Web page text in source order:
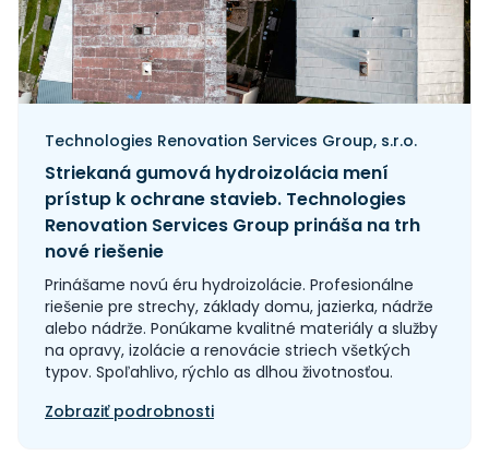
Technologies Renovation Services Group, s.r.o.
Striekaná gumová hydroizolácia mení
prístup k ochrane stavieb. Technologies
Renovation Services Group prináša na trh
nové riešenie
Prinášame novú éru hydroizolácie. Profesionálne
riešenie pre strechy, základy domu, jazierka, nádrže
alebo nádrže. Ponúkame kvalitné materiály a služby
na opravy, izolácie a renovácie striech všetkých
typov. Spoľahlivo, rýchlo as dlhou životnosťou.
Zobraziť podrobnosti